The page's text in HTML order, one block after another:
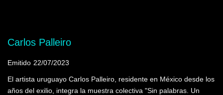
Carlos Palleiro
Emitido 22/07/2023
El artista uruguayo Carlos Palleiro, residente en México desde los
años del exilio, integra la muestra colectiva "Sin palabras. Un